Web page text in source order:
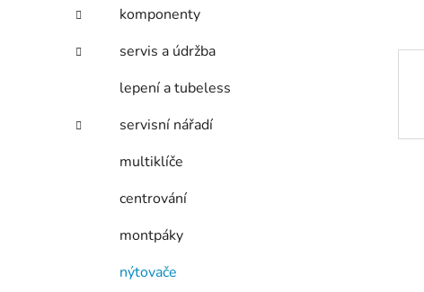
a
e
komponenty
servis a údržba
lepení a tubeless
servisní nářadí
multiklíče
centrování
montpáky
nýtovače